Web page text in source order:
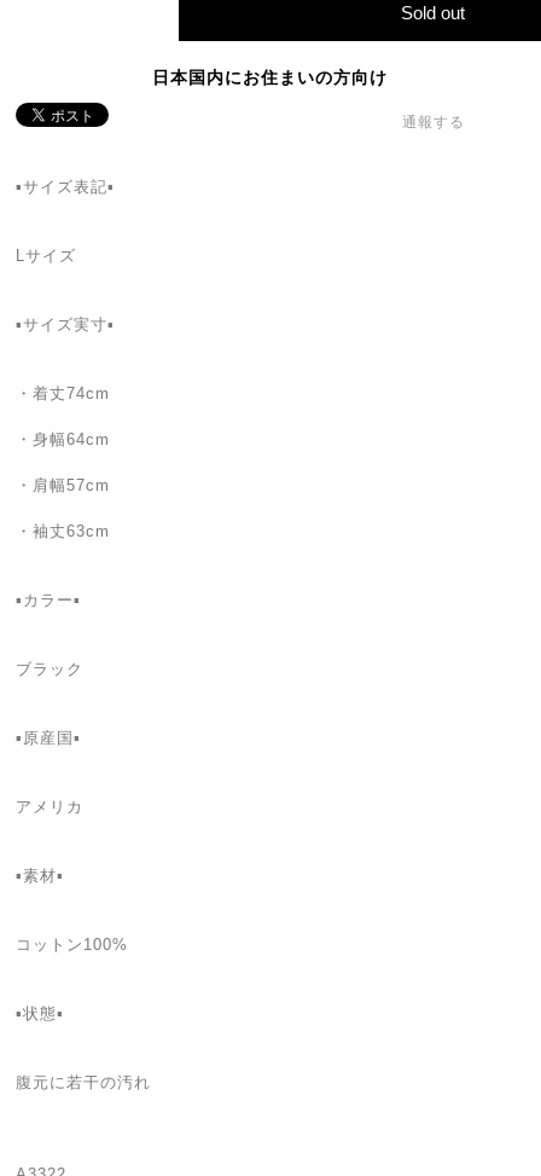
Sold out
日本国内にお住まいの方向け
通報する
▪️サイズ表記▪️
Lサイズ
▪️サイズ実寸▪️
・着丈74cm
・身幅64cm
・肩幅57cm
・袖丈63cm
▪️カラー▪️
ブラック
▪️原産国▪️
アメリカ
▪️素材▪️
コットン100%
▪️状態▪️
腹元に若干の汚れ